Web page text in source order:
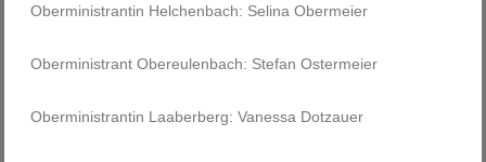
Oberministrantin Helchenbach: Selina Obermeier
Oberministrant Obereulenbach: Stefan Ostermeier
Oberministrantin Laaberberg: Vanessa Dotzauer